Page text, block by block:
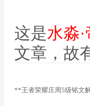
这是水淼
文章，故
**王者荣耀庄周5级铭文